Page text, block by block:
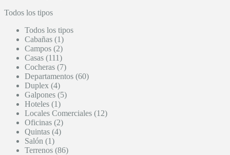
Todos los tipos
Todos los tipos
Cabañas (1)
Campos (2)
Casas (111)
Cocheras (7)
Departamentos (60)
Duplex (4)
Galpones (5)
Hoteles (1)
Locales Comerciales (12)
Oficinas (2)
Quintas (4)
Salón (1)
Terrenos (86)